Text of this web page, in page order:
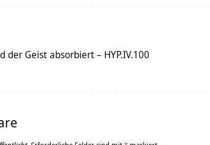
der Geist absorbiert – HYP.IV.100